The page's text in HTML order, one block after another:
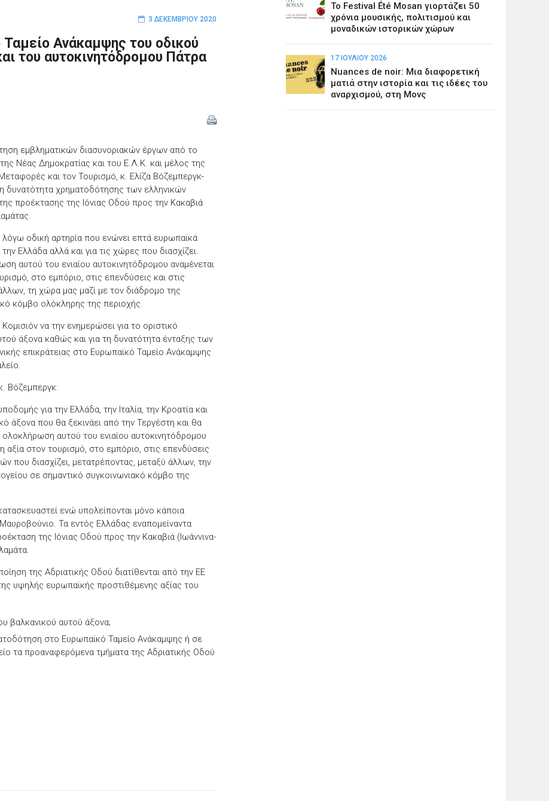
3 ΔΕΚΕΜΒΡΊΟΥ 2020
Ανάκαμψης του οδικού
του αυτοκινητόδρομου Πάτρα
εμβληματικών διασυνοριακών έργων από το
Νέας Δημοκρατίας και του Ε.Λ.Κ. και μέλος της
και τον Τουρισμό, κ. Ελίζα Βόζεμπεργκ-
δυνατότητα χρηματοδότησης των ελληνικών
προέκτασης της Ιόνιας Οδού προς την Κακαβιά
οδική αρτηρία που ενώνει επτά ευρωπαϊκά
Ελλάδα αλλά και για τις χώρες που διασχίζει.
αυτού του ενιαίου αυτοκινητόδρομου αναμένεται
στο εμπόριο, στις επενδύσεις και στις
τη χώρα μας μαζί με τον διάδρομο της
κόμβο ολόκληρης της περιοχής.
να την ενημερώσει για το οριστικό
άξονα καθώς και για τη δυνατότητα ένταξης των
επικράτειας στο Ευρωπαϊκό Ταμείο Ανάκαμψης
Βόζεμπεργκ:
για την Ελλάδα, την Ιταλία, την Κροατία και
άξονα που θα ξεκινάει από την Τεργέστη και θα
αυτού του ενιαίου αυτοκινητόδρομου
στον τουρισμό, στο εμπόριο, στις επενδύσεις
που διασχίζει, μετατρέποντας, μεταξύ άλλων, την
σε σημαντικό συγκοινωνιακό κόμβο της
ενώ υπολείπονται μόνο κάποια
Τα εντός Ελλάδας εναπομείναντα
της Ιόνιας Οδού προς την Κακαβιά (Ιωάννινα-
της Αδριατικής Οδού διατίθενται από την ΕΕ
υψηλής ευρωπαϊκής προστιθέμενης αξίας του
βαλκανικού αυτού άξονα;
στο Ευρωπαϊκό Ταμείο Ανάκαμψης ή σε
τα προαναφερόμενα τμήματα της Αδριατικής Οδού
Το Festival Été Mosan γιορτάζει 50
χρόνια μουσικής, πολιτισμού και
μοναδικών ιστορικών χώρων
17 ΙΟΥΛΊΟΥ 2026
Nuances de noir: Μια διαφορετική
ματιά στην ιστορία και τις ιδέες του
αναρχισμού, στη Μονς